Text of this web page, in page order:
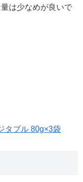
は少なめが良いで
タブル 80g×3袋